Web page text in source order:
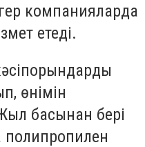
компанияларда
етеді.
өнімін
басынан бері